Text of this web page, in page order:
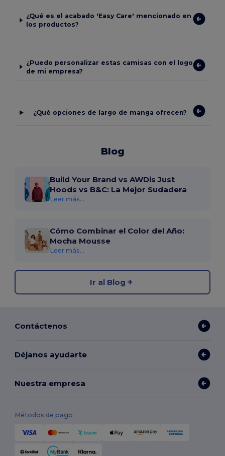
¿Qué es el acabado 'Easy Care' mencionado en
los productos?
¿Puedo personalizar estas camisas con el logo
de mi empresa?
¿Qué opciones de largo de manga ofrecen?
Blog
Build Your Brand vs AWDis Just
Hoods vs B&C: La Mejor Sudadera
Leer más...
Cómo Combinar el Color del Año:
Mocha Mousse
Leer más...
Ir al Blog
Contáctenos
Déjanos ayudarte
Nuestra empresa
Métodos de pago